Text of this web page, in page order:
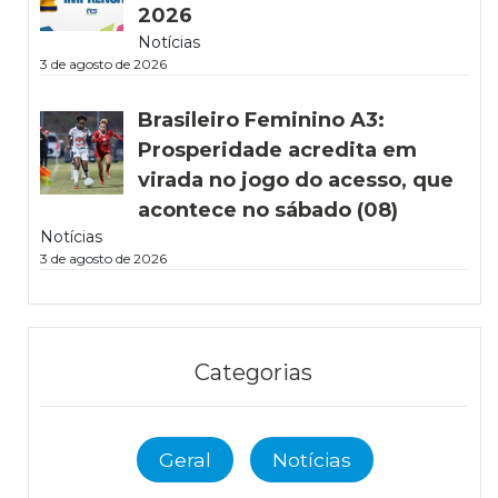
2026
Notícias
3 de agosto de 2026
Brasileiro Feminino A3:
Prosperidade acredita em
virada no jogo do acesso, que
acontece no sábado (08)
Notícias
3 de agosto de 2026
Categorias
Geral Notícias